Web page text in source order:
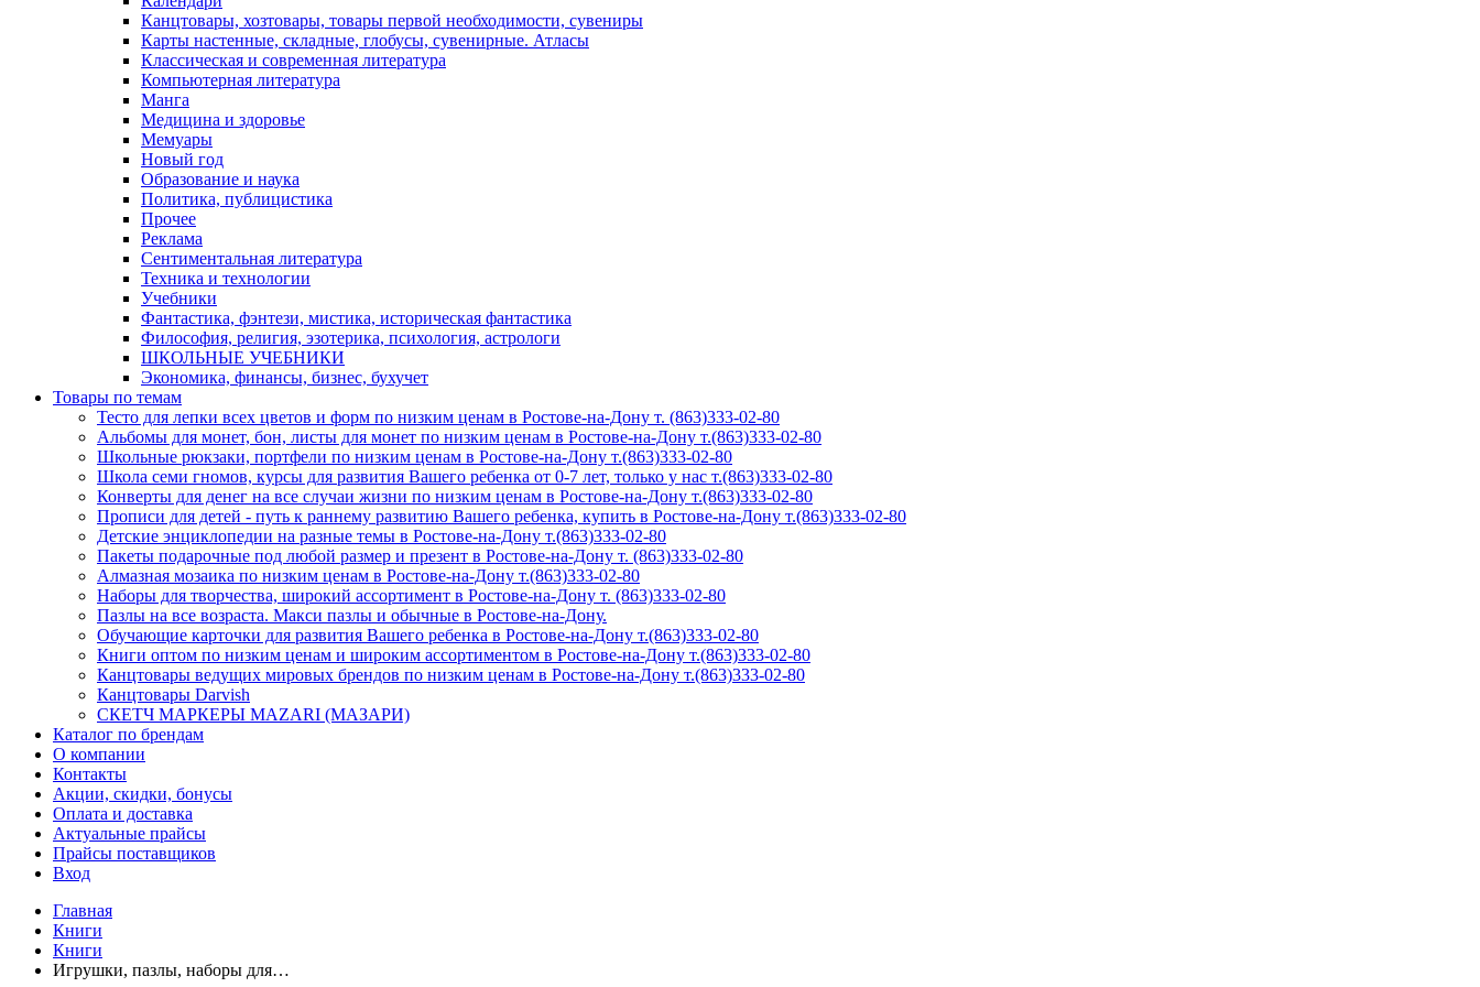
Канцтовары, хозтовары, товары первой необходимости, сувениры
Карты настенные, складные, глобусы, сувенирные. Атласы
Классическая и современная литература
Компьютерная литература
Манга
Медицина и здоровье
Мемуары
Новый год
Образование и наука
Политика, публицистика
Прочее
Реклама
Сентиментальная литература
Техника и технологии
Учебники
Фантастика, фэнтези, мистика, историческая фантастика
Философия, религия, эзотерика, психология, астрологи
ШКОЛЬНЫЕ УЧЕБНИКИ
Экономика, финансы, бизнес, бухучет
Товары по темам
Тесто для лепки всех цветов и форм по низким ценам в Ростове-на-Дону т. (863)333-02-80
Альбомы для монет, бон, листы для монет по низким ценам в Ростове-на-Дону т.(863)333-02-80
Школьные рюкзаки, портфели по низким ценам в Ростове-на-Дону т.(863)333-02-80
Школа семи гномов, курсы для развития Вашего ребенка от 0-7 лет, только у нас т.(863)333-02-80
Конверты для денег на все случаи жизни по низким ценам в Ростове-на-Дону т.(863)333-02-80
Прописи для детей - путь к раннему развитию Вашего ребенка, купить в Ростове-на-Дону т.(863)333-02-80
Детские энциклопедии на разные темы в Ростове-на-Дону т.(863)333-02-80
Пакеты подарочные под любой размер и презент в Ростове-на-Дону т. (863)333-02-80
Алмазная мозаика по низким ценам в Ростове-на-Дону т.(863)333-02-80
Наборы для творчества, широкий ассортимент в Ростове-на-Дону т. (863)333-02-80
Пазлы на все возраста. Макси пазлы и обычные в Ростове-на-Дону.
Обучающие карточки для развития Вашего ребенка в Ростове-на-Дону т.(863)333-02-80
Книги оптом по низким ценам и широким ассортиментом в Ростове-на-Дону т.(863)333-02-80
Канцтовары ведущих мировых брендов по низким ценам в Ростове-на-Дону т.(863)333-02-80
Канцтовары Darvish
СКЕТЧ МАРКЕРЫ MAZARI (МАЗАРИ)
Каталог по брендам
О компании
Контакты
Акции, скидки, бонусы
Оплата и доставка
Актуальные прайсы
Прайсы поставщиков
Вход
Главная
Книги
Книги
Игрушки, пазлы, наборы для…